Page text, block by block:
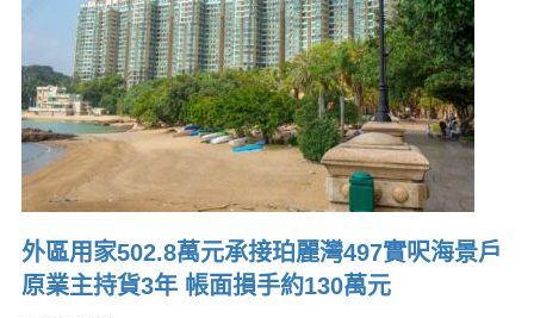
外區用家502.8萬元承接珀麗灣497實呎海景戶
原業主持貨3年 帳面損手約130萬元